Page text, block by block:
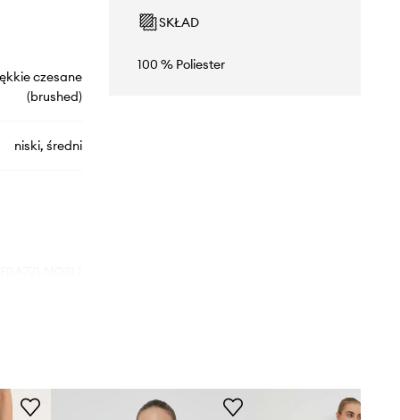
czesane
(brushed)
niski, średni
SKŁAD
100 % Poliester